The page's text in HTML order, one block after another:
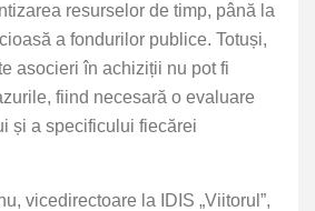
resurselor de timp, până la
a fondurilor publice. Totuși,
asocieri în achiziții nu pot fi
fiind necesară o evaluare
și a specificului fiecărei
vicedirectoare la IDIS „Viitorul”,